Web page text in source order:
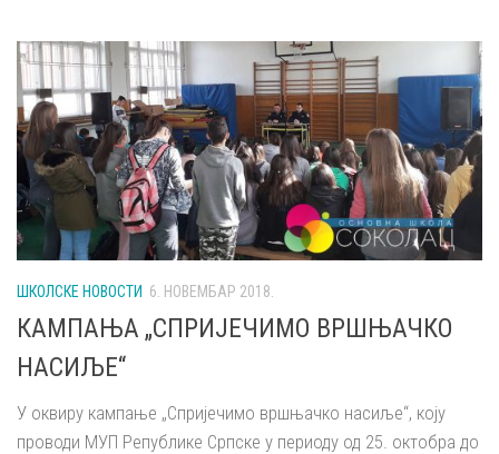
ШКОЛСКЕ НОВОСТИ 6. НОВЕМБАР 2018.
КАМПАЊА „СПРИЈЕЧИМО ВРШЊАЧКО
НАСИЉЕ“
У оквиру кампање „Спријечимо вршњачко насиље“, коју
проводи МУП Републике Српске у периоду од 25. октобра до